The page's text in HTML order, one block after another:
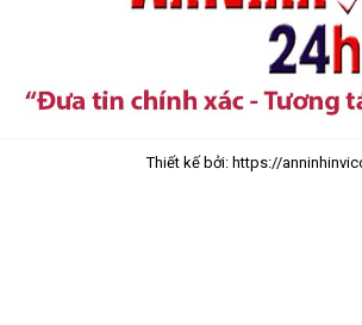
Thiết kế bởi: https://